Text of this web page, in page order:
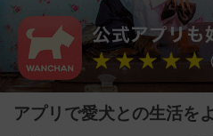
アプリで愛犬との生活を